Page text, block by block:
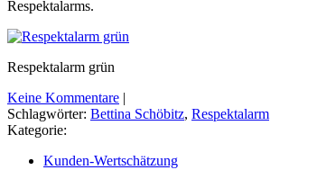
Respektalarms.
Respektalarm grün
Keine Kommentare |
Schlagwörter: Bettina Schöbitz, Respektalarm
Kategorie:
Kunden-Wertschätzung